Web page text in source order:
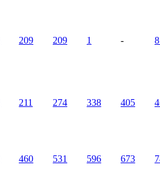
209 209 1 -
211 274 338 405
460 531 596 673